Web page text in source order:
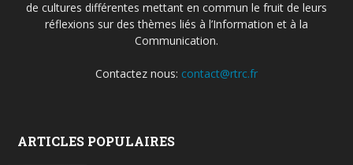
de cultures différentes mettant en commun le fruit de leurs
réflexions sur des thèmes liés à l’Information et à la
Communication.
Contactez nous: contact@rtrc.fr
ARTICLES POPULAIRES